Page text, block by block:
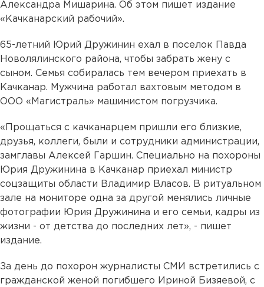
Александра Мишарина. Об этом пишет издание
«Качканарский рабочий».
65-летний Юрий Дружинин ехал в поселок Павда
Новолялинского района, чтобы забрать жену с
сыном. Семья собиралась тем вечером приехать в
Качканар. Мужчина работал вахтовым методом в
ООО «Магистраль» машинистом погрузчика.
«Прощаться с качканарцем пришли его близкие,
друзья, коллеги, были и сотрудники администрации,
замглавы Алексей Гаршин. Специально на похороны
Юрия Дружинина в Качканар приехал министр
соцзащиты области Владимир Власов. В ритуальном
зале на мониторе одна за другой менялись личные
фотографии Юрия Дружинина и его семьи, кадры из
жизни - от детства до последних лет», - пишет
издание.
За день до похорон журналисты СМИ встретились с
гражданской женой погибшего Ириной Бизяевой, с